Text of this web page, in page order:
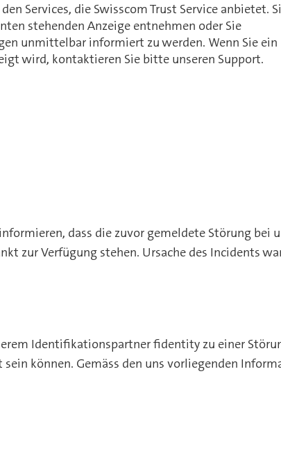
Services, die Swisscom Trust Service anbietet.
stehenden Anzeige entnehmen oder Sie
unmittelbar informiert zu werden. Wenn Sie ein
wird, kontaktieren Sie bitte unseren Support.
dass die zuvor gemeldete Störung
zur Verfügung stehen. Ursache des Incidents
Identifikationspartner fidentity zu einer
können. Gemäss den uns vorliegenden